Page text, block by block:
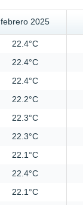
febrero 2025
22.4°C
22.4°C
22.4°C
22.2°C
22.3°C
22.3°C
22.1°C
22.4°C
22.1°C